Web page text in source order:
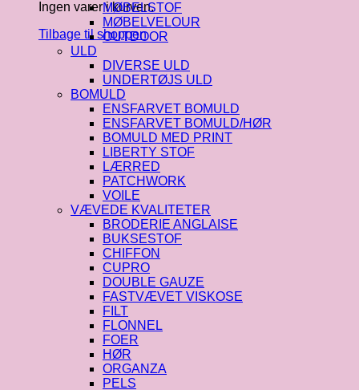
Ingen varer i kurven.
Tilbage til shoppen
MØBELSTOF
MØBELVELOUR
OUTDOOR
ULD
DIVERSE ULD
UNDERTØJS ULD
BOMULD
ENSFARVET BOMULD
ENSFARVET BOMULD/HØR
BOMULD MED PRINT
LIBERTY STOF
LÆRRED
PATCHWORK
VOILE
VÆVEDE KVALITETER
BRODERIE ANGLAISE
BUKSESTOF
CHIFFON
CUPRO
DOUBLE GAUZE
FASTVÆVET VISKOSE
FILT
FLONNEL
FOER
HØR
ORGANZA
PELS